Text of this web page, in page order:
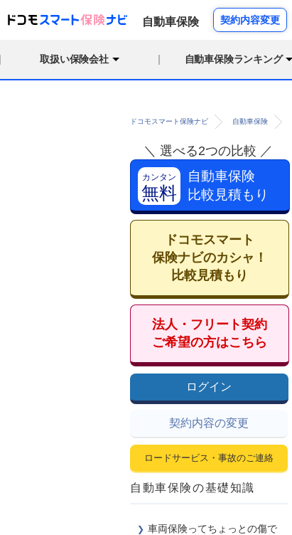
自動車保険 契約内容変更
取扱い保険会社 自動車保険ランキング
ドコモスマート保険ナビ 自動車保険
＼ 選べる2つの比較 ／
カンタン
無料
自動車保険
比較見積もり
ドコモスマート
保険ナビのカシャ！
比較見積もり
法人・フリート契約
ご希望の方はこちら
ログイン
契約内容の変更
ロードサービス・事故のご連絡
自動車保険の基礎知識
車両保険ってちょっとの傷で